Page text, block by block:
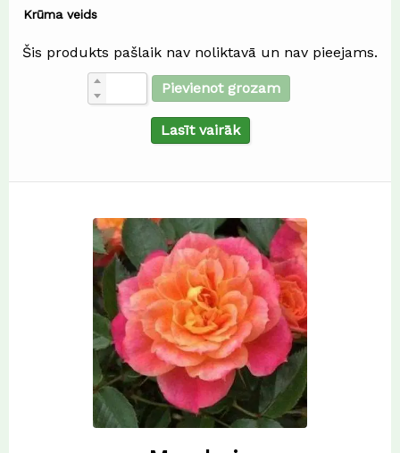
Krūma veids
Šis produkts pašlaik nav noliktavā un nav pieejams.
Pievienot grozam
Lasīt vairāk